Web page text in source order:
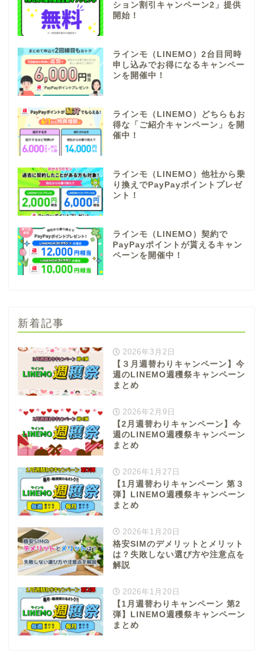
ション割引キャンペーン2」提供
開始！
ラインモ（LINEMO）2台目同時
申し込みでお得になるキャンペー
ンを開催中！
ラインモ（LINEMO）どちらもお
得な「ご紹介キャンペーン」を開
催中！
ラインモ（LINEMO）他社から乗
り換えでPayPayポイントプレゼ
ント！
ラインモ（LINEMO）契約で
PayPayポイントが貰えるキャン
ペーンを開催中！
新着記事
2026年3月2日
【３月週替わりキャンペーン】今
週のLINEMO週穫祭キャンペーン
まとめ
2026年2月9日
【2月週替わりキャンペーン】今
週のLINEMO週穫祭キャンペーン
まとめ
2026年1月27日
【1月週替わりキャンペーン 第３
弾】LINEMO週穫祭キャンペーン
まとめ
2026年1月20日
格安SIMのデメリットとメリット
は？失敗しない選び方や注意点を
解説
2026年1月20日
【1月週替わりキャンペーン 第2
弾】LINEMO週穫祭キャンペーン
まとめ